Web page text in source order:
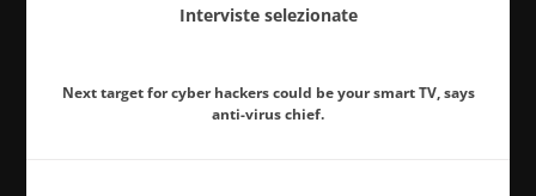
Interviste selezionate
Next target for cyber hackers could be your smart TV, says
anti-virus chief.